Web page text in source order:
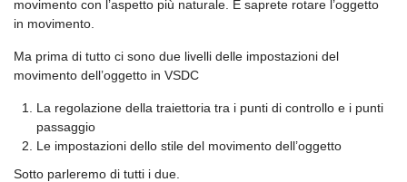
movimento con l’aspetto più naturale. E saprete rotare l’oggetto
in movimento.
Ma prima di tutto ci sono due livelli delle impostazioni del
movimento dell’oggetto in VSDC
La regolazione della traiettoria tra i punti di controllo e i punti
passaggio
Le impostazioni dello stile del movimento dell’oggetto
Sotto parleremo di tutti i due.